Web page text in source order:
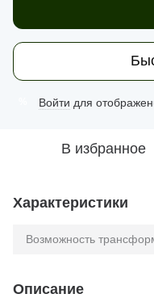
Войти для
В избранное
Характеристики
Возможность
Описание